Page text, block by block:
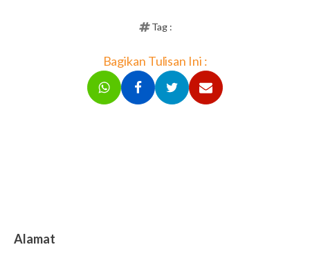
Tag :
Bagikan Tulisan Ini :
Alamat